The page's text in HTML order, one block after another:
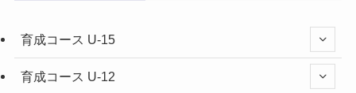
育成コース U-15
育成コース U-12